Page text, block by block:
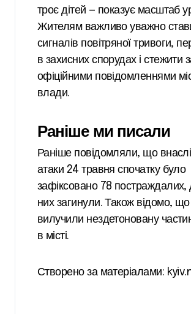
троє дітей — показує масштаб
Жителям важливо уважно
сигналів повітряної тривоги,
в захисних спорудах і стежити
офіційними повідомленнями
влади.
Раніше ми писали
Раніше повідомляли, що
атаки 24 травня спочатку було
зафіксовано 78 постраждалих,
них загинули. Також відомо,
вилучили нездетоновану
в місті.
Створено за матеріалами: